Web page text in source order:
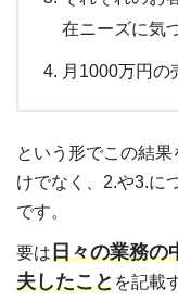
在ニーズに気
月1000万円の
という形でこの結
けでなく、2.や3.に
です。
要は日々の業務の
夫したことを記載